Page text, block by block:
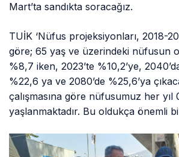
Mart’ta sandıkta soracağız.
TUİK ‘Nüfus projeksiyonları, 2018-
göre; 65 yaş ve üzerindeki nüfusun
%8,7 iken, 2023’te %10,2’ye,
%22,6 ya ve 2080’de %25,6’ya
çalışmasına göre nüfusumuz her yıl
yaşlanmaktadır. Bu oldukça önemli